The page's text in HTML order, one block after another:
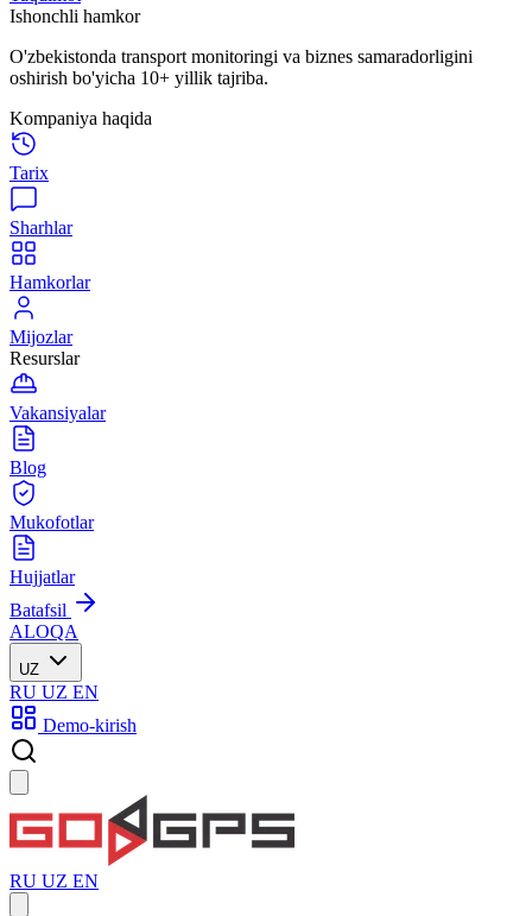
Ishonchli hamkor
O'zbekistonda transport monitoringi va biznes samaradorligini
oshirish bo'yicha 10+ yillik tajriba.
Kompaniya haqida
Tarix
Sharhlar
Hamkorlar
Mijozlar
Resurslar
Vakansiyalar
Blog
Mukofotlar
Hujjatlar
Batafsil
ALOQA
UZ
RU UZ EN
Demo-kirish
RU UZ EN